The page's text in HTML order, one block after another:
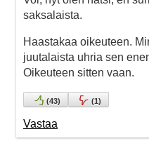
saksalaista.
Haastakaa oikeuteen.
juutalaista uhria sen
Oikeuteen sitten vaan.
(43) (1)
Vastaa